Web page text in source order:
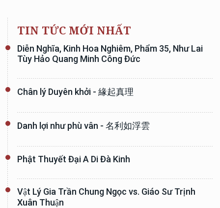
TIN TỨC MỚI NHẤT
Diễn Nghĩa, Kinh Hoa Nghiêm, Phẩm 35, Như Lai
Tùy Hảo Quang Minh Công Đức
Chân lý Duyên khởi - 緣起真理
Danh lợi như phù vân - 名利如浮雲
Phật Thuyết Đại A Di Đà Kinh
Vật Lý Gia Trần Chung Ngọc vs. Giáo Sư Trịnh
Xuân Thuận